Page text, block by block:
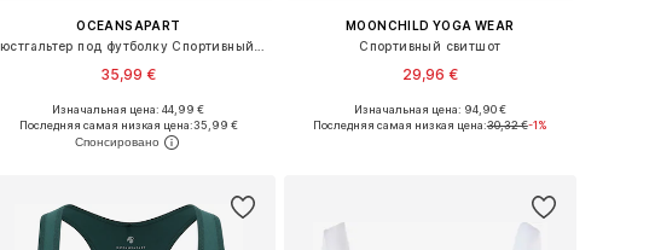
OCEANSAPART
35,99 €
Доступные размеры: XS, S, M, L, XL, XXL
Добавить в корзину
Изначальная цена: 44,99 €
Последняя самая низкая цена:35,99 €
MOONCHILD YOGA WEAR
Спортивный свитшот
29,96 €
Доступные размеры: S, M, L
Изначальная цена: 94,90 €
Последняя самая низкая цена:30,32 €-1%